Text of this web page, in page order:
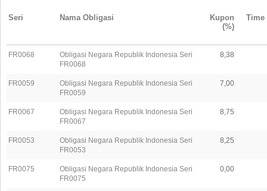
Seri Nama Obligasi
Kupon
(%)
Time
FR0068
Obligasi Negara Republik Indonesia Seri
FR0068
8,38
FR0059
Obligasi Negara Republik Indonesia Seri
FR0059
7,00
FR0067
Obligasi Negara Republik Indonesia Seri
FR0067
8,75
FR0053
Obligasi Negara Republik Indonesia Seri
FR0053
8,25
FR0075
Obligasi Negara Republik Indonesia Seri
FR0075
0,00